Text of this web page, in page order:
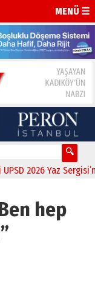
MENÜ ☰
2026 Yaz
hep